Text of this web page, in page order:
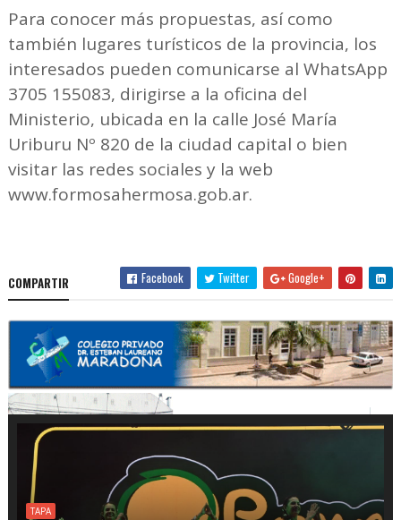
Para conocer más propuestas, así como
también lugares turísticos de la provincia, los
interesados pueden comunicarse al WhatsApp
3705 155083, dirigirse a la oficina del
Ministerio, ubicada en la calle José María
Uriburu Nº 820 de la ciudad capital o bien
visitar las redes sociales y la web
www.formosahermosa.gob.ar.
COMPARTIR Facebook Twitter Google+
TAPA